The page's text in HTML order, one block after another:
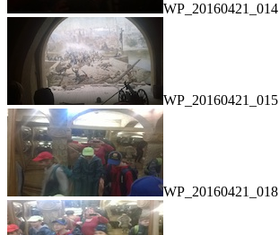
WP_20160421_014
WP_20160421_015
WP_20160421_018